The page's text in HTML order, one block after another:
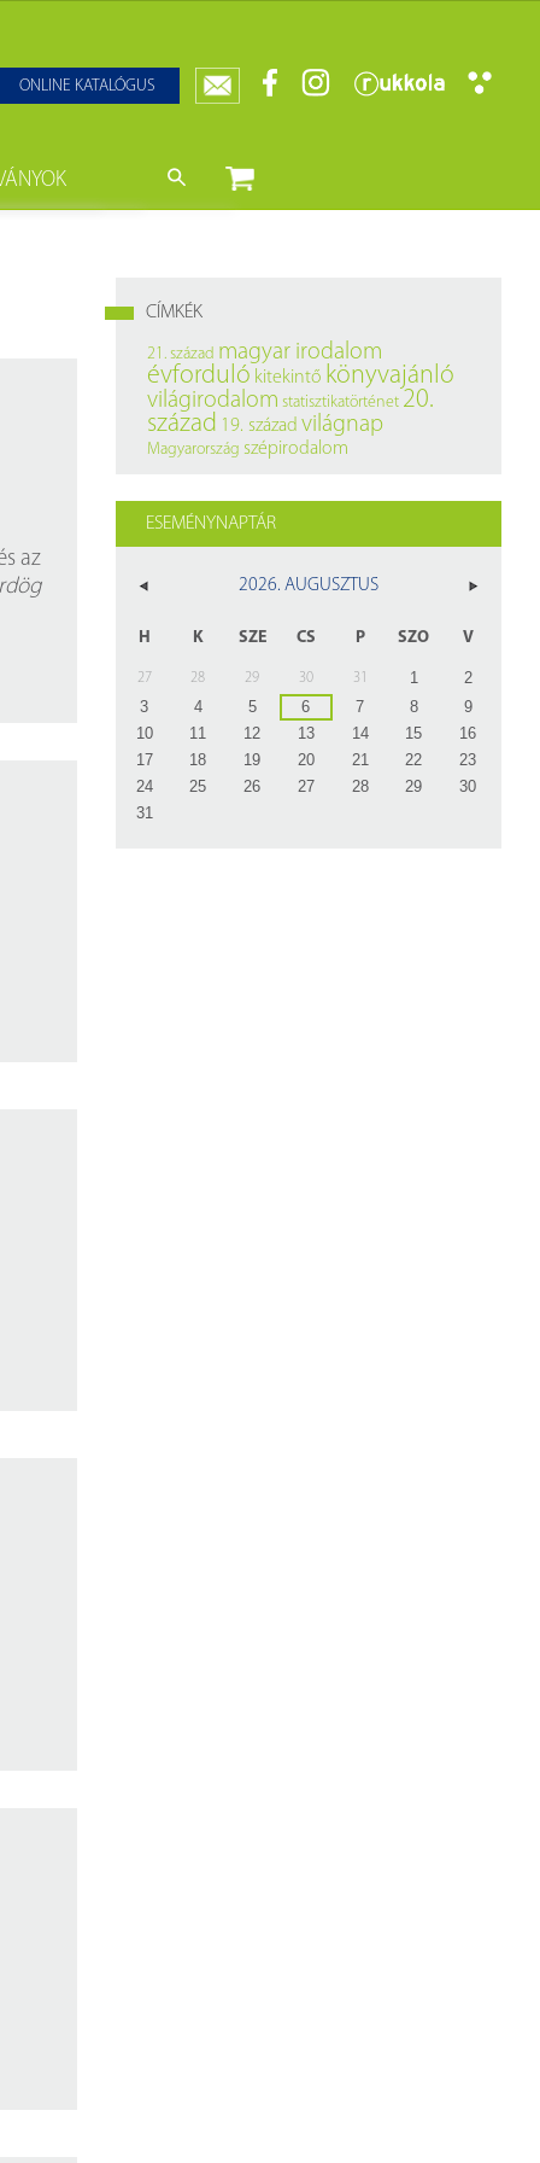
ONLINE KATALÓGUS
az
CÍMKÉK
21. század magyar irodalom
évforduló kitekintő könyvajánló
világirodalom statisztikatörténet 20.
század 19. század világnap
Magyarország szépirodalom
ESEMÉNYNAPTÁR
2026. AUGUSZTUS
H K SZE CS P SZO V
27 28 29 30 31 1
2
3
4 5 6 7 8
9
10
11 12 13 14 15
16
17
18 19 20 21 22
23
24
25 26 27 28 29
30
31